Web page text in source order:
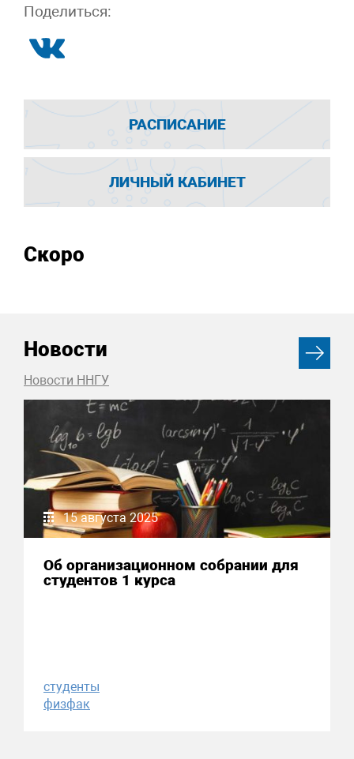
Поделиться:
РАСПИСАНИЕ
ЛИЧНЫЙ КАБИНЕТ
Скоро
Новости
Новости ННГУ
15 августа 2025
Об организационном собрании для
студентов 1 курса
студенты
физфак